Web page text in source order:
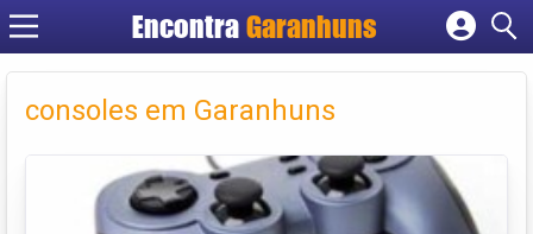
EncontraGaranhuns
Cadastrar empresa
Criar conta
consoles em Garanhuns